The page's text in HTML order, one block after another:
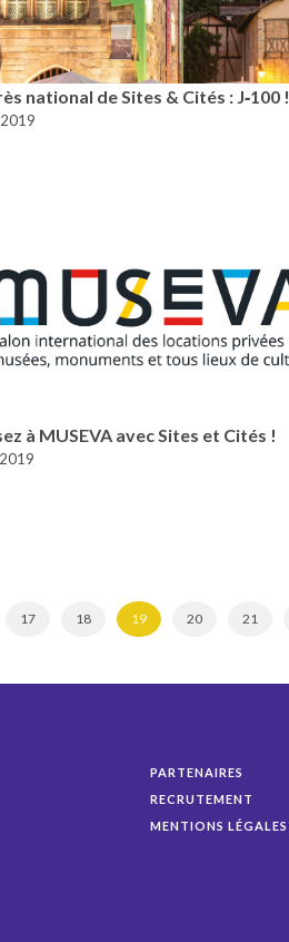
national de Sites & Cités : J‑100 !
à MUSEVA avec Sites et Cités !
17 18 19 20 21
PARTENAIRES
RECRUTEMENT
MENTIONS LÉGALES